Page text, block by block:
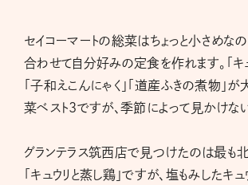
セイコーマートの総菜はちょっと小さめな
合わせて自分好みの定食を作れます。「キ
「子和えこんにゃく」「道産ふきの煮物」
菜ベスト3ですが、季節によって見かけない
グランテラス筑西店で見つけたのは最も
「キュウリと蒸し鶏」ですが、塩もみしたキュ